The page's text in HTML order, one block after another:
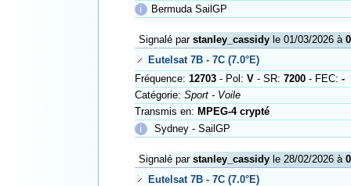
ℹ
Bermuda SailGP
Signalé par stanley_cassidyle 01/03/2026 à
Eutelsat 7B - 7C (7.0°E)
Fréquence: 12703- Pol: V- SR: 7200- FEC: -
Catégorie: Sport - Voile
Transmis en: MPEG-4 crypté
ℹ
Sydney - SailGP
Signalé par stanley_cassidyle 28/02/2026 à
Eutelsat 7B - 7C (7.0°E)